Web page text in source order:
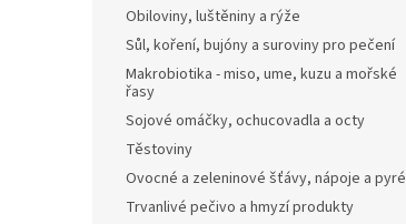
Obiloviny, luštěniny a rýže
Sůl, koření, bujóny a suroviny pro pečení
Makrobiotika - miso, ume, kuzu a mořské
řasy
Sojové omáčky, ochucovadla a octy
Těstoviny
Ovocné a zeleninové šťávy, nápoje a pyré
Trvanlivé pečivo a hmyzí produkty